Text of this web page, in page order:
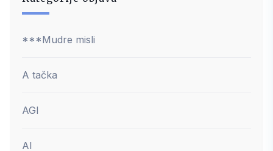
***Mudre misli
A tačka
AGI
AI